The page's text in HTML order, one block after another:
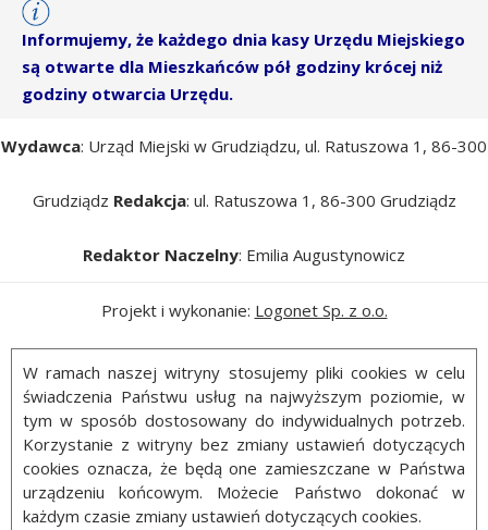
Informujemy, że każdego dnia kasy Urzędu Miejskiego
są otwarte dla Mieszkańców pół godziny krócej niż
godziny otwarcia Urzędu.
Wydawca: Urząd Miejski w Grudziądzu, ul. Ratuszowa 1, 86-300
Grudziądz Redakcja: ul. Ratuszowa 1, 86-300 Grudziądz
Redaktor Naczelny: Emilia Augustynowicz
Projekt i wykonanie: Logonet Sp. z o.o.
W ramach naszej witryny stosujemy pliki cookies w celu
świadczenia Państwu usług na najwyższym poziomie, w
tym w sposób dostosowany do indywidualnych potrzeb.
Korzystanie z witryny bez zmiany ustawień dotyczących
cookies oznacza, że będą one zamieszczane w Państwa
urządzeniu końcowym. Możecie Państwo dokonać w
każdym czasie zmiany ustawień dotyczących cookies.